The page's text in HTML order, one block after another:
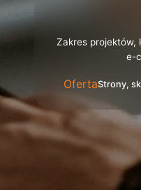
Zakres projektów,
e-
OfertaStrony,